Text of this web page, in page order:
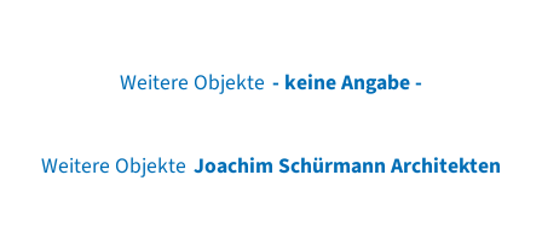
Weitere Objekte - keine Angabe -
Weitere Objekte Joachim Schürmann Architekten